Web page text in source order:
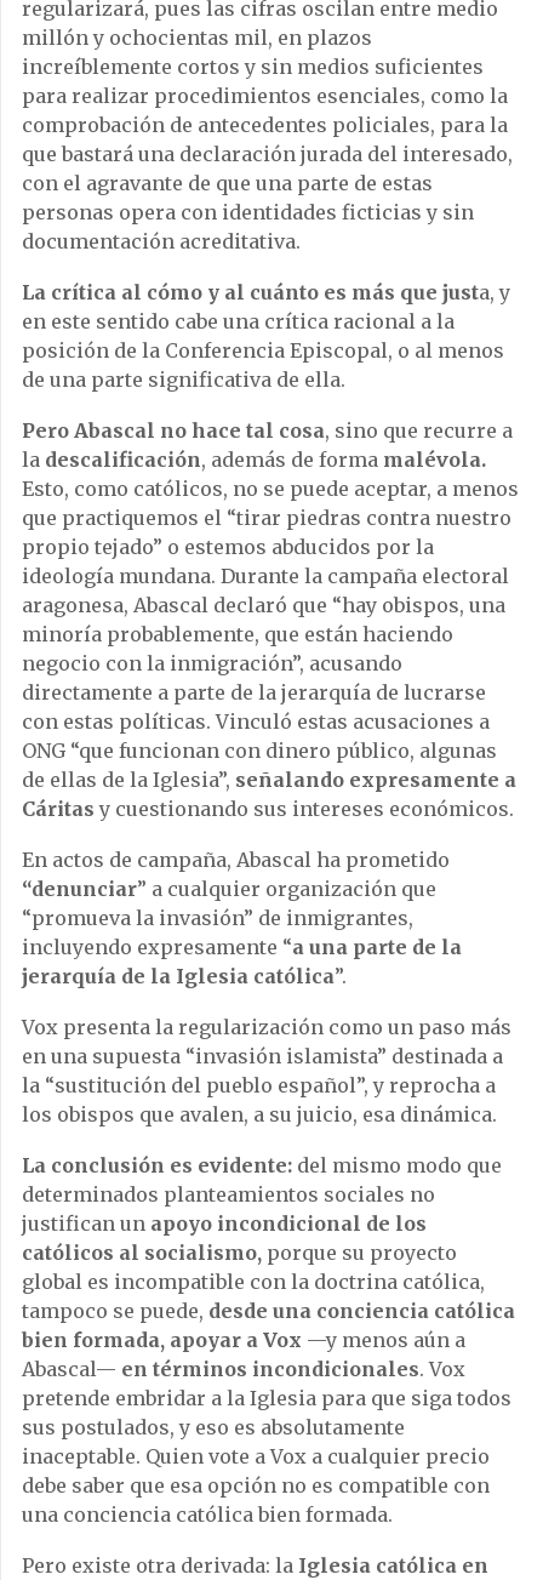
regularizará, pues las cifras oscilan entre medio
millón y ochocientas mil, en plazos
increíblemente cortos y sin medios suficientes
para realizar procedimientos esenciales, como la
comprobación de antecedentes policiales, para la
que bastará una declaración jurada del interesado,
con el agravante de que una parte de estas
personas opera con identidades ficticias y sin
documentación acreditativa.
La crítica al cómo y al cuánto es más que justa, y
en este sentido cabe una crítica racional a la
posición de la Conferencia Episcopal, o al menos
de una parte significativa de ella.
Pero Abascal no hace tal cosa, sino que recurre a
la descalificación, además de forma malévola.
Esto, como católicos, no se puede aceptar, a menos
que practiquemos el “tirar piedras contra nuestro
propio tejado” o estemos abducidos por la
ideología mundana. Durante la campaña electoral
aragonesa, Abascal declaró que “hay obispos, una
minoría probablemente, que están haciendo
negocio con la inmigración”, acusando
directamente a parte de la jerarquía de lucrarse
con estas políticas. Vinculó estas acusaciones a
ONG “que funcionan con dinero público, algunas
de ellas de la Iglesia”, señalando expresamente a
Cáritas y cuestionando sus intereses económicos.
En actos de campaña, Abascal ha prometido
“denunciar” a cualquier organización que
“promueva la invasión” de inmigrantes,
incluyendo expresamente “a una parte de la
jerarquía de la Iglesia católica”.
Vox presenta la regularización como un paso más
en una supuesta “invasión islamista” destinada a
la “sustitución del pueblo español”, y reprocha a
los obispos que avalen, a su juicio, esa dinámica.
La conclusión es evidente: del mismo modo que
determinados planteamientos sociales no
justifican un apoyo incondicional de los
católicos al socialismo, porque su proyecto
global es incompatible con la doctrina católica,
tampoco se puede, desde una conciencia católica
bien formada, apoyar a Vox —y menos aún a
Abascal— en términos incondicionales. Vox
pretende embridar a la Iglesia para que siga todos
sus postulados, y eso es absolutamente
inaceptable. Quien vote a Vox a cualquier precio
debe saber que esa opción no es compatible con
una conciencia católica bien formada.
Pero existe otra derivada: la Iglesia católica en